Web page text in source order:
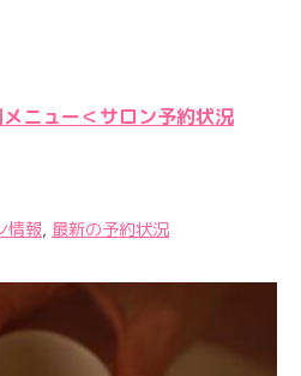
ニュー＜サロン予約状況
情報, 最新の予約状況